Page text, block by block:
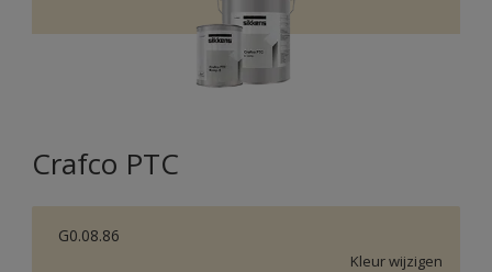
Crafco PTC
G0.08.86
Kleur wijzigen